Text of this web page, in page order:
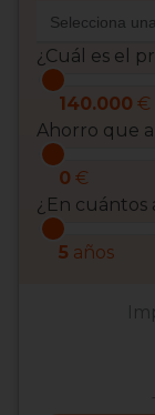
¿Cuál es el
140.000 €
Ahorro que
0 €
¿En cuántos
5 años